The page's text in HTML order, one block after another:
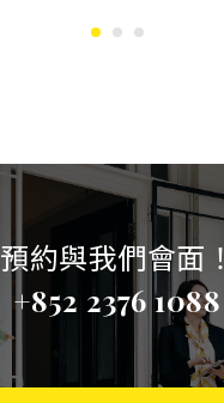
預約與我們會面！
+852 2376 1088